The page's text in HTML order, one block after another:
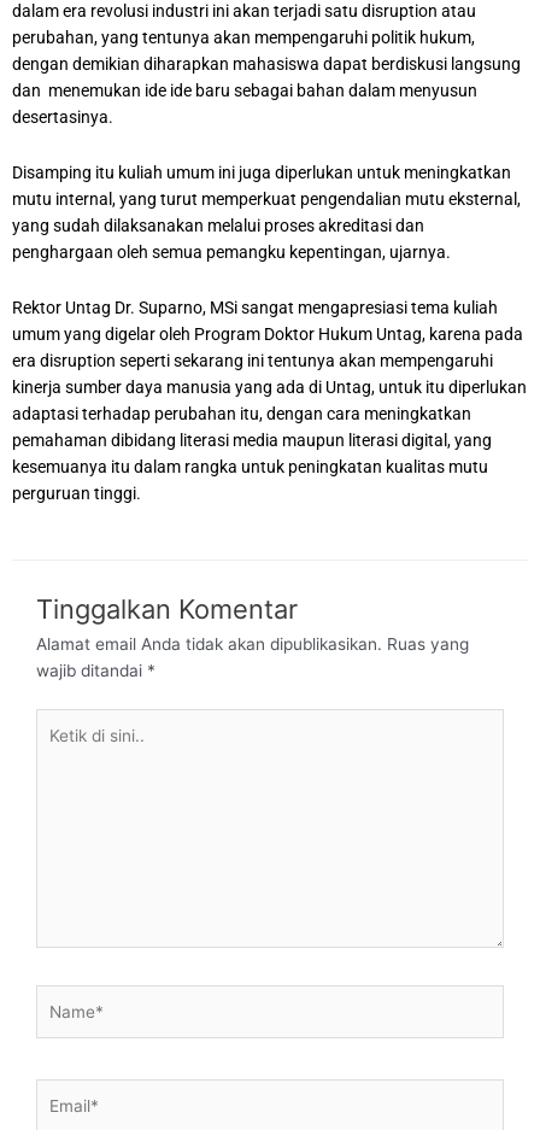
dalam era revolusi industri ini akan terjadi satu disruption atau
perubahan, yang tentunya akan mempengaruhi politik hukum,
dengan demikian diharapkan mahasiswa dapat berdiskusi langsung
dan menemukan ide ide baru sebagai bahan dalam menyusun
desertasinya.
Disamping itu kuliah umum ini juga diperlukan untuk meningkatkan
mutu internal, yang turut memperkuat pengendalian mutu eksternal,
yang sudah dilaksanakan melalui proses akreditasi dan
penghargaan oleh semua pemangku kepentingan, ujarnya.
Rektor Untag Dr. Suparno, MSi sangat mengapresiasi tema kuliah
umum yang digelar oleh Program Doktor Hukum Untag, karena pada
era disruption seperti sekarang ini tentunya akan mempengaruhi
kinerja sumber daya manusia yang ada di Untag, untuk itu diperlukan
adaptasi terhadap perubahan itu, dengan cara meningkatkan
pemahaman dibidang literasi media maupun literasi digital, yang
kesemuanya itu dalam rangka untuk peningkatan kualitas mutu
perguruan tinggi.
Tinggalkan Komentar
Alamat email Anda tidak akan dipublikasikan. Ruas yang
wajib ditandai *